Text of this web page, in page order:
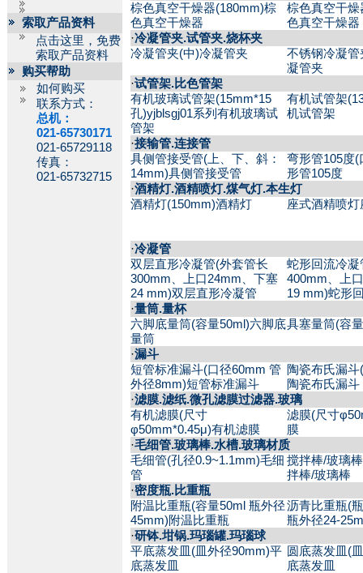
索取产品资料
点击这里，免费
索取产品资料
购买帮助
如何购买
联系方式：
总机：
021-65730171
021-65729118
传真：
021-65732715
棕色真空干燥器(180mm)棕
色真空干燥器
棕色真空干
色真空干燥器
·冷凝管夹.试管夹.烧杯夹
冷凝管夹(中)冷凝管夹
不锈钢冷凝
凝管夹
·试管架.比色管架
有机玻璃试管架(15mm*15
孔)yjblsgj01系列有机玻璃试
管架
有机试管架
机试管架
·接输管.连接管
具侧管接受管(上、下、斜：
14mm)具侧管接受管
弯形管105度
形管105度
·酒精灯.酒精喷灯.煤气灯.本生灯
酒精灯(150mm)酒精灯
座式酒精喷
·冷凝管
双层直形冷凝管(外套管长
300mm、上口24mm、下塞
24 mm)双层直形冷凝管
蛇形回流冷
400mm、上
19 mm)蛇形
·量筒.量杯
六脚底量筒(容量50ml)六脚底
量筒
具塞量筒(容
·漏斗
短管标准漏斗(口径60mm 管
外径8mm)短管标准漏斗
陶瓷布氏漏
陶瓷布氏漏斗
·滤膜.滤纸.微孔滤膜过滤器.玻璃
有机滤膜(尺寸
φ50mm*0.45μ)有机滤膜
滤膜(尺寸
膜
·毛细管.玻璃棒.水槽.玻璃材质
毛细管(孔径0.9~1.1mm)毛细
管
搅拌棒/玻璃
拌棒/玻璃棒
·密度瓶.比重瓶
附温比重瓶(容量50ml 瓶外径
45mm)附温比重瓶
沥青比重瓶(
瓶外径24-
·研钵.坩锅.玛瑙罐.玛瑙球
平底蒸发皿(皿外径90mm)平
底蒸发皿
圆底蒸发皿(
底蒸发皿